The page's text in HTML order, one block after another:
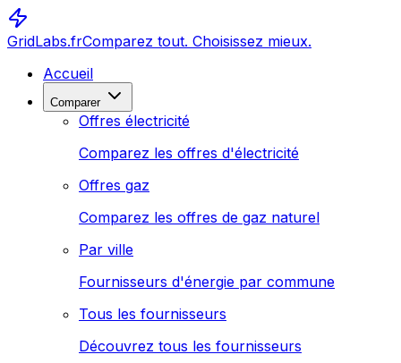
GridLabs.frComparez tout. Choisissez mieux.
Accueil
Comparer
Offres électricité
Comparez les offres d'électricité
Offres gaz
Comparez les offres de gaz naturel
Par ville
Fournisseurs d'énergie par commune
Tous les fournisseurs
Découvrez tous les fournisseurs